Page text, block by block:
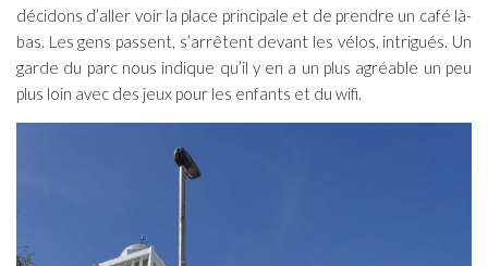
décidons d’aller voir la place principale et de prendre un café là-
bas. Les gens passent, s’arrêtent devant les vélos, intrigués. Un
garde du parc nous indique qu’il y en a un plus agréable un peu
plus loin avec des jeux pour les enfants et du wifi.